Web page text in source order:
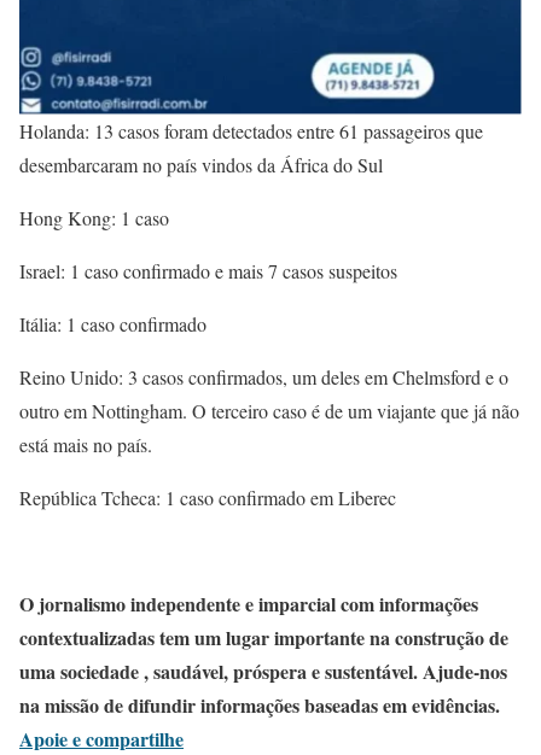
Holanda: 13 casos foram detectados entre 61 passageiros que
desembarcaram no país vindos da África do Sul
Hong Kong: 1 caso
Israel: 1 caso confirmado e mais 7 casos suspeitos
Itália: 1 caso confirmado
Reino Unido: 3 casos confirmados, um deles em Chelmsford e o
outro em Nottingham. O terceiro caso é de um viajante que já não
está mais no país.
República Tcheca: 1 caso confirmado em Liberec
O jornalismo independente e imparcial com informações
contextualizadas tem um lugar importante na construção de
uma sociedade , saudável, próspera e sustentável. Ajude-nos
na missão de difundir informações baseadas em evidências.
Apoie e compartilhe